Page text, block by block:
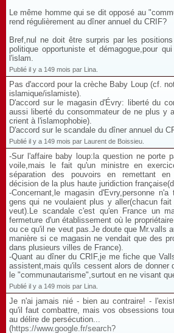
Le même homme qui se dit opposé au
rend régulièrement au dîner annuel du CRIF?
Bref,nul ne doit être surpris par les
politique opportuniste et démagogue,pour
l'islam.
Publié il y a 149 mois par Lina.
Pas d'accord pour la crèche Baby Loup (cf.
islamique/islamiste).
D'accord sur le magasin d'Évry: liberté du
aussi liberté du consommateur de ne plus y
crient à l'islamophobie).
D'accord sur le scandale du dîner annuel du
Publié il y a 149 mois par Laurent de Boissieu.
-Sur l'affaire baby loup:la question ne porte
voile,mais le fait qu'un ministre en
séparation des pouvoirs en remettant
décision de la plus haute juridiction
-Concernant,le magasin d'Evry,personne
gens qui ne voulaient plus y aller(chacun
veut).Le scandale c'est qu'en France un
fermeture d'un établissement où le
ou ce qu'il ne veut pas.Je doute que Mr.valls
manière si ce magasin ne vendait que des
dans plusieurs villes de France).
-Quant au dîner du CRIF,je me fiche que
assistent,mais qu'ils cessent alors de donner
le "communautarisme",surtout en ne visant
Publié il y a 149 mois par Lina.
Je n'ai jamais nié - bien au contraire! -
qu'il faut combattre, mais vos obsessions
au délire de persécution...
(https://www.google.fr/search?